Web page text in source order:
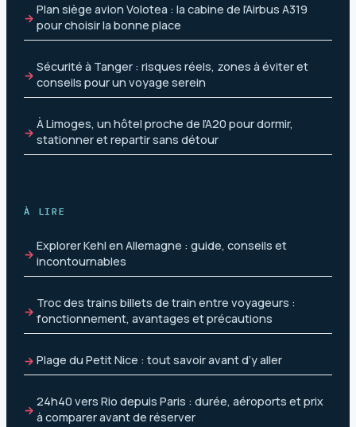
Plan siège avion Volotea : la cabine de l’Airbus A319
pour choisir la bonne place
Sécurité à Tanger : risques réels, zones à éviter et
conseils pour un voyage serein
À Limoges, un hôtel proche de l’A20 pour dormir,
stationner et repartir sans détour
À LIRE
Explorer Kehl en Allemagne : guide, conseils et
incontournables
Troc des trains billets de train entre voyageurs :
fonctionnement, avantages et précautions
Plage du Petit Nice : tout savoir avant d’y aller
24h40 vers Rio depuis Paris : durée, aéroports et prix
à comparer avant de réserver